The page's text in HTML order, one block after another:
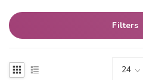
Filters